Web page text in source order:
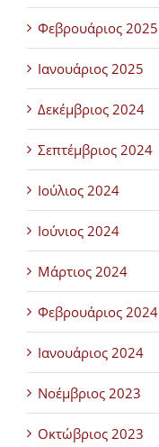
Φεβρουάριος 2025
Ιανουάριος 2025
Δεκέμβριος 2024
Σεπτέμβριος 2024
Ιούλιος 2024
Ιούνιος 2024
Μάρτιος 2024
Φεβρουάριος 2024
Ιανουάριος 2024
Νοέμβριος 2023
Οκτώβριος 2023